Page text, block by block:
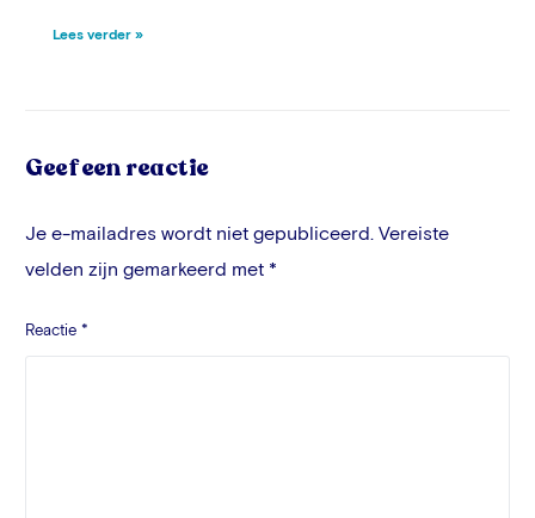
Lees verder »
Geef een reactie
Je e-mailadres wordt niet gepubliceerd. Vereiste
velden zijn gemarkeerd met *
Reactie *